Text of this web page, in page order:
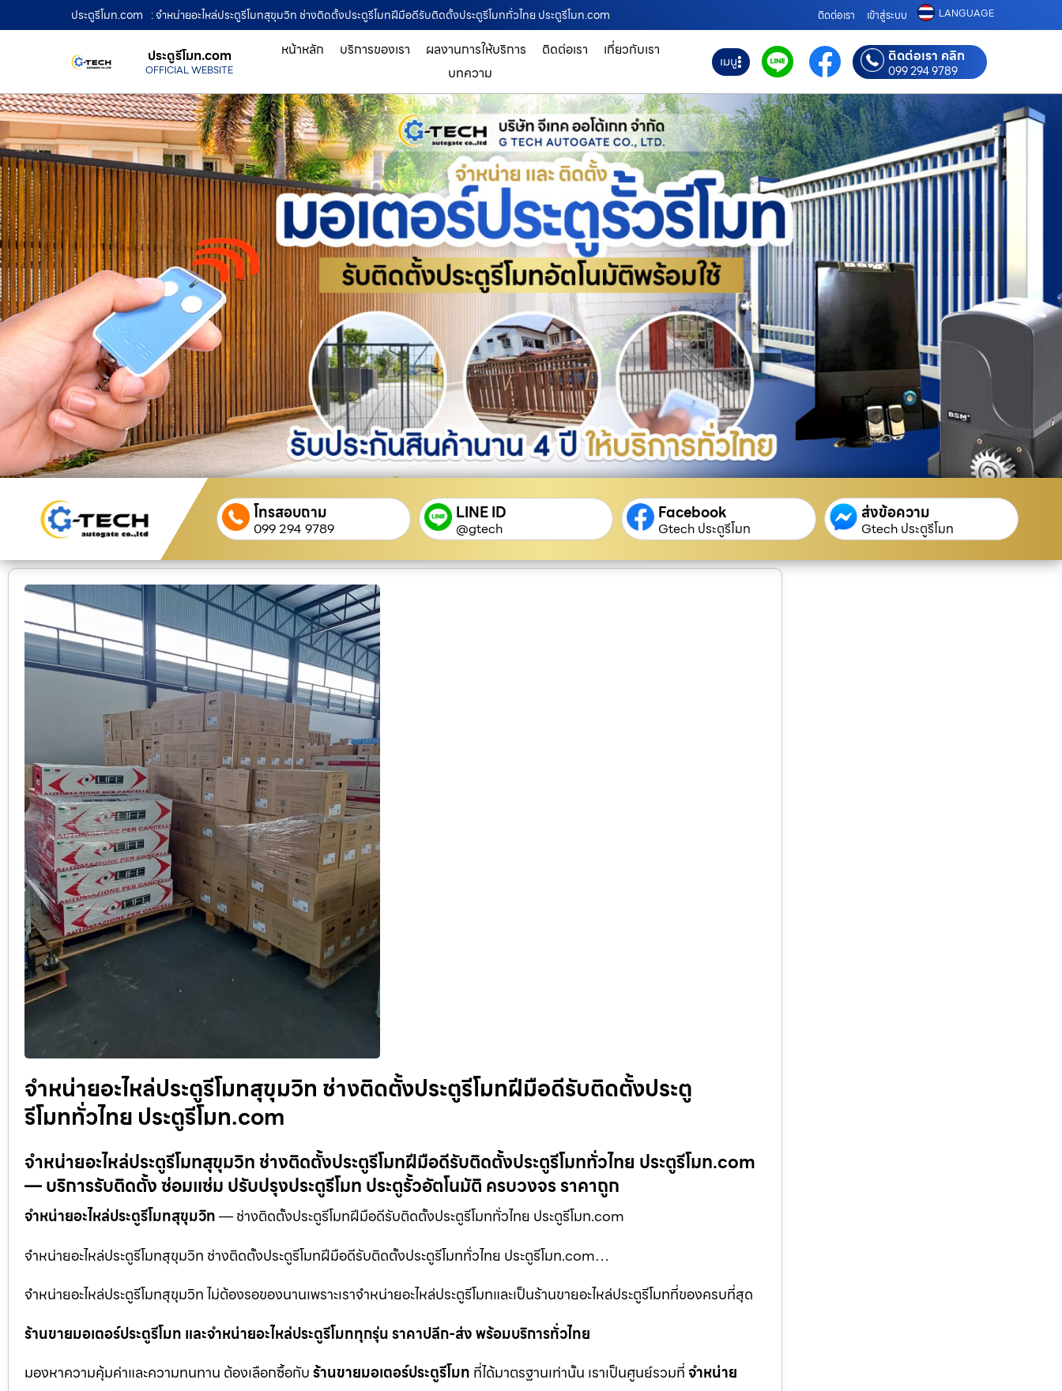
ประตูรีโมท.com : จำหน่ายอะไหล่ประตูรีโมทสุขุมวิท ช่างติดตั้งประตูรีโมทฝีมือดีรับติดตั้งประตูรีโมททั่วไทย ประตูรีโมท.com ติดต่อเรา เข้าสู่ระบบ LANGUAGE
ประตูรีโมท.com
OFFICIAL WEBSITE
หน้าหลัก บริการของเรา ผลงานการให้บริการ ติดต่อเรา
เกี่ยวกับเรา
บทความ
เมนู ติดต่อเรา คลิก
099 294 9789
โทรสอบถาม
099 294 9789
LINE ID
@gtech
Facebook
Gtech ประตูรีโมท
ส่งข้อความ
Gtech ประตูรีโมท
จำหน่ายอะไหล่ประตูรีโมทสุขุมวิท ช่างติดตั้งประตูรีโมทฝีมือดีรับติดตั้งประตู
รีโมททั่วไทย ประตูรีโมท.com
จำหน่ายอะไหล่ประตูรีโมทสุขุมวิท ช่างติดตั้งประตูรีโมทฝีมือดีรับติดตั้งประตูรีโมททั่วไทย ประตูรีโมท.com
— บริการรับติดตั้ง ซ่อมแซ่ม ปรับปรุงประตูรีโมท ประตูรั้วอัตโนมัติ ครบวงจร ราคาถูก
จำหน่ายอะไหล่ประตูรีโมทสุขุมวิท— ช่างติดตั้งประตูรีโมทฝีมือดีรับติดตั้งประตูรีโมททั่วไทย ประตูรีโมท.com
จำหน่ายอะไหล่ประตูรีโมทสุขุมวิท ช่างติดตั้งประตูรีโมทฝีมือดีรับติดตั้งประตูรีโมททั่วไทย ประตูรีโมท.com…
จำหน่ายอะไหล่ประตูรีโมทสุขุมวิท ไม่ต้องรอของนานเพราะเราจำหน่ายอะไหล่ประตูรีโมทและเป็นร้านขายอะไหล่ประตูรีโมทที่ของครบที่สุด
ร้านขายมอเตอร์ประตูรีโมท และจำหน่ายอะไหล่ประตูรีโมททุกรุ่น ราคาปลีก-ส่ง พร้อมบริการทั่วไทย
มองหาความคุ้มค่าและความทนทาน ต้องเลือกซื้อกับร้านขายมอเตอร์ประตูรีโมท ที่ได้มาตรฐานเท่านั้น เราเป็นศูนย์รวมที่จำหน่าย